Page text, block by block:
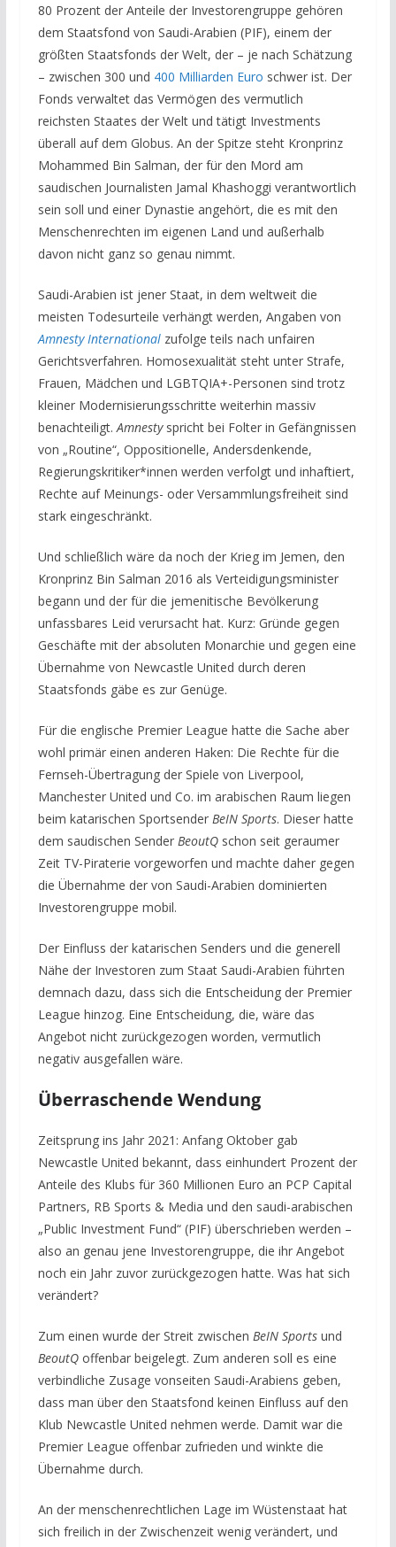
80 Prozent der Anteile der Investorengruppe gehören
dem Staatsfond von Saudi-Arabien (PIF), einem der
größten Staatsfonds der Welt, der – je nach Schätzung
– zwischen 300 und 400 Milliarden Euro schwer ist. Der
Fonds verwaltet das Vermögen des vermutlich
reichsten Staates der Welt und tätigt Investments
überall auf dem Globus. An der Spitze steht Kronprinz
Mohammed Bin Salman, der für den Mord am
saudischen Journalisten Jamal Khashoggi verantwortlich
sein soll und einer Dynastie angehört, die es mit den
Menschenrechten im eigenen Land und außerhalb
davon nicht ganz so genau nimmt.
Saudi-Arabien ist jener Staat, in dem weltweit die
meisten Todesurteile verhängt werden, Angaben von
Amnesty International zufolge teils nach unfairen
Gerichtsverfahren. Homosexualität steht unter Strafe,
Frauen, Mädchen und LGBTQIA+-Personen sind trotz
kleiner Modernisierungsschritte weiterhin massiv
benachteiligt.Amnestyspricht bei Folter in Gefängnissen
von „Routine“, Oppositionelle, Andersdenkende,
Regierungskritiker*innen werden verfolgt und inhaftiert,
Rechte auf Meinungs- oder Versammlungsfreiheit sind
stark eingeschränkt.
Und schließlich wäre da noch der Krieg im Jemen, den
Kronprinz Bin Salman 2016 als Verteidigungsminister
begann und der für die jemenitische Bevölkerung
unfassbares Leid verursacht hat. Kurz: Gründe gegen
Geschäfte mit der absoluten Monarchie und gegen eine
Übernahme von Newcastle United durch deren
Staatsfonds gäbe es zur Genüge.
Für die englische Premier League hatte die Sache aber
wohl primär einen anderen Haken: Die Rechte für die
Fernseh-Übertragung der Spiele von Liverpool,
Manchester United und Co. im arabischen Raum liegen
beim katarischen SportsenderBeIN Sports. Dieser hatte
dem saudischen Sender BeoutQ schon seit geraumer
Zeit TV-Piraterie vorgeworfen und machte daher gegen
die Übernahme der von Saudi-Arabien dominierten
Investorengruppe mobil.
Der Einfluss der katarischen Senders und die generell
Nähe der Investoren zum Staat Saudi-Arabien führten
demnach dazu, dass sich die Entscheidung der Premier
League hinzog. Eine Entscheidung, die, wäre das
Angebot nicht zurückgezogen worden, vermutlich
negativ ausgefallen wäre.
Überraschende Wendung
Zeitsprung ins Jahr 2021: Anfang Oktober gab
Newcastle United bekannt, dass einhundert Prozent der
Anteile des Klubs für 360 Millionen Euro an PCP Capital
Partners, RB Sports & Media und den saudi-arabischen
„Public Investment Fund“ (PIF) überschrieben werden –
also an genau jene Investorengruppe, die ihr Angebot
noch ein Jahr zuvor zurückgezogen hatte. Was hat sich
verändert?
Zum einen wurde der Streit zwischen BeIN Sportsund
BeoutQ offenbar beigelegt. Zum anderen soll es eine
verbindliche Zusage vonseiten Saudi-Arabiens geben,
dass man über den Staatsfond keinen Einfluss auf den
Klub Newcastle United nehmen werde. Damit war die
Premier League offenbar zufrieden und winkte die
Übernahme durch.
An der menschenrechtlichen Lage im Wüstenstaat hat
sich freilich in der Zwischenzeit wenig verändert, und